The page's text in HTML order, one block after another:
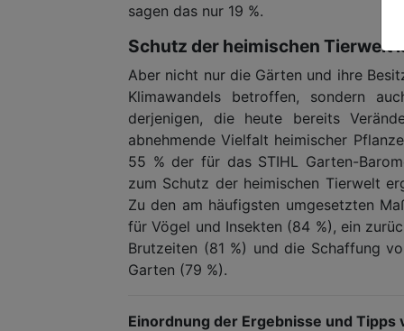
sagen das nur 19 %.
Schutz der heimischen Tierwelt
Aber nicht nur die Gärten und ihre
Klimawandels betroffen, sondern
derjenigen, die heute bereits
abnehmende Vielfalt heimischer
55 % der für das STIHL Garten-
zum Schutz der heimischen Tierwelt
Zu den am häufigsten umgesetzten
für Vögel und Insekten (84 %), ein
Brutzeiten (81 %) und die Schaffung
Garten (79 %).
Einordnung der Ergebnisse und